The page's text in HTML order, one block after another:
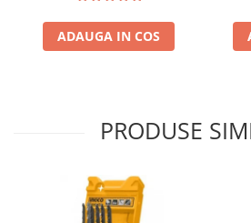
ADAUGA IN COS
PRODUSE